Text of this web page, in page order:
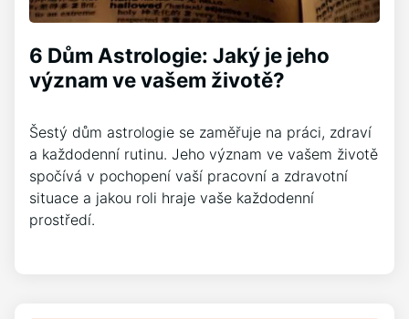
6 Dům Astrologie: Jaký je jeho
význam ve vašem životě?
Šestý dům astrologie se zaměřuje na práci, zdraví
a každodenní rutinu. Jeho význam ve vašem životě
spočívá v pochopení vaší pracovní a zdravotní
situace a jakou roli hraje vaše každodenní
prostředí.